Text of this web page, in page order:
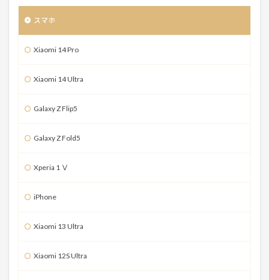
スマホ
Xiaomi 14 Pro
Xiaomi 14 Ultra
Galaxy Z Flip5
Galaxy Z Fold5
Xperia 1 Ⅴ
iPhone
Xiaomi 13 Ultra
Xiaomi 12S Ultra